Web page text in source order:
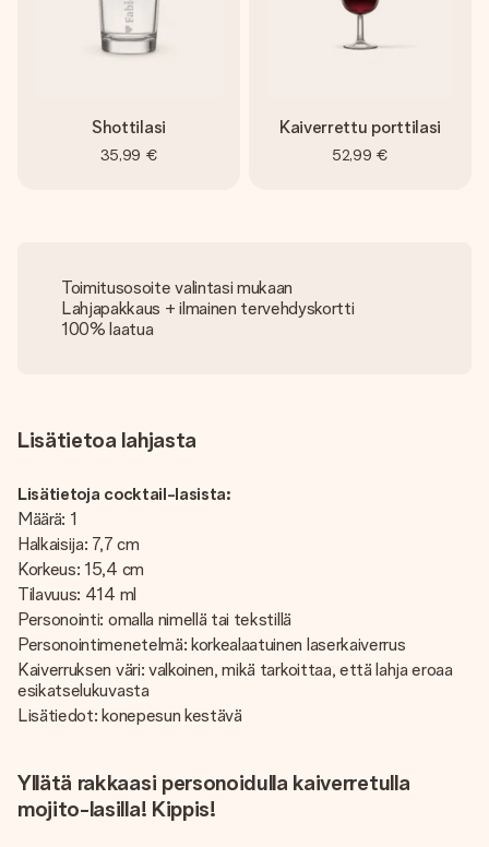
Shottilasi
35,99 €
Kaiverrettu porttilasi
52,99 €
Toimitusosoite valintasi mukaan
Lahjapakkaus + ilmainen tervehdyskortti
100% laatua
Lisätietoa lahjasta
Lisätietoja cocktail-lasista:
Määrä: 1
Halkaisija: 7,7 cm
Korkeus: 15,4 cm
Tilavuus: 414 ml
Personointi: omalla nimellä tai tekstillä
Personointimenetelmä: korkealaatuinen laserkaiverrus
Kaiverruksen väri: valkoinen, mikä tarkoittaa, että lahja eroaa
esikatselukuvasta
Lisätiedot: konepesun kestävä
Yllätä rakkaasi personoidulla kaiverretulla
mojito-lasilla! Kippis!